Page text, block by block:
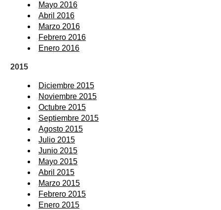
Mayo 2016
Abril 2016
Marzo 2016
Febrero 2016
Enero 2016
2015
Diciembre 2015
Noviembre 2015
Octubre 2015
Septiembre 2015
Agosto 2015
Julio 2015
Junio 2015
Mayo 2015
Abril 2015
Marzo 2015
Febrero 2015
Enero 2015